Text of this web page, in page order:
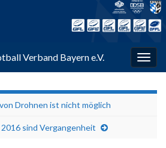
Verband Bayern e.V.
Drohnen ist nicht möglich
sind Vergangenheit